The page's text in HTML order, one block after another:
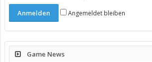
Angemeldet bleiben
Game News